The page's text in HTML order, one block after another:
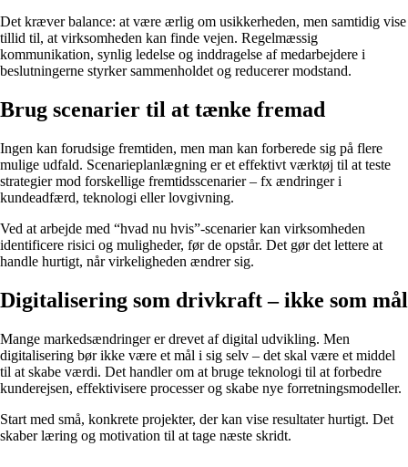
Det kræver balance: at være ærlig om usikkerheden, men samtidig vise
tillid til, at virksomheden kan finde vejen. Regelmæssig
kommunikation, synlig ledelse og inddragelse af medarbejdere i
beslutningerne styrker sammenholdet og reducerer modstand.
Brug scenarier til at tænke fremad
Ingen kan forudsige fremtiden, men man kan forberede sig på flere
mulige udfald. Scenarieplanlægning er et effektivt værktøj til at teste
strategier mod forskellige fremtidsscenarier – fx ændringer i
kundeadfærd, teknologi eller lovgivning.
Ved at arbejde med “hvad nu hvis”-scenarier kan virksomheden
identificere risici og muligheder, før de opstår. Det gør det lettere at
handle hurtigt, når virkeligheden ændrer sig.
Digitalisering som drivkraft – ikke som mål
Mange markedsændringer er drevet af digital udvikling. Men
digitalisering bør ikke være et mål i sig selv – det skal være et middel
til at skabe værdi. Det handler om at bruge teknologi til at forbedre
kunderejsen, effektivisere processer og skabe nye forretningsmodeller.
Start med små, konkrete projekter, der kan vise resultater hurtigt. Det
skaber læring og motivation til at tage næste skridt.